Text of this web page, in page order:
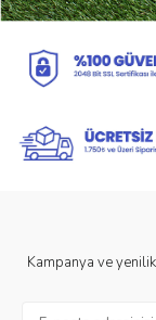
Kampanya ve